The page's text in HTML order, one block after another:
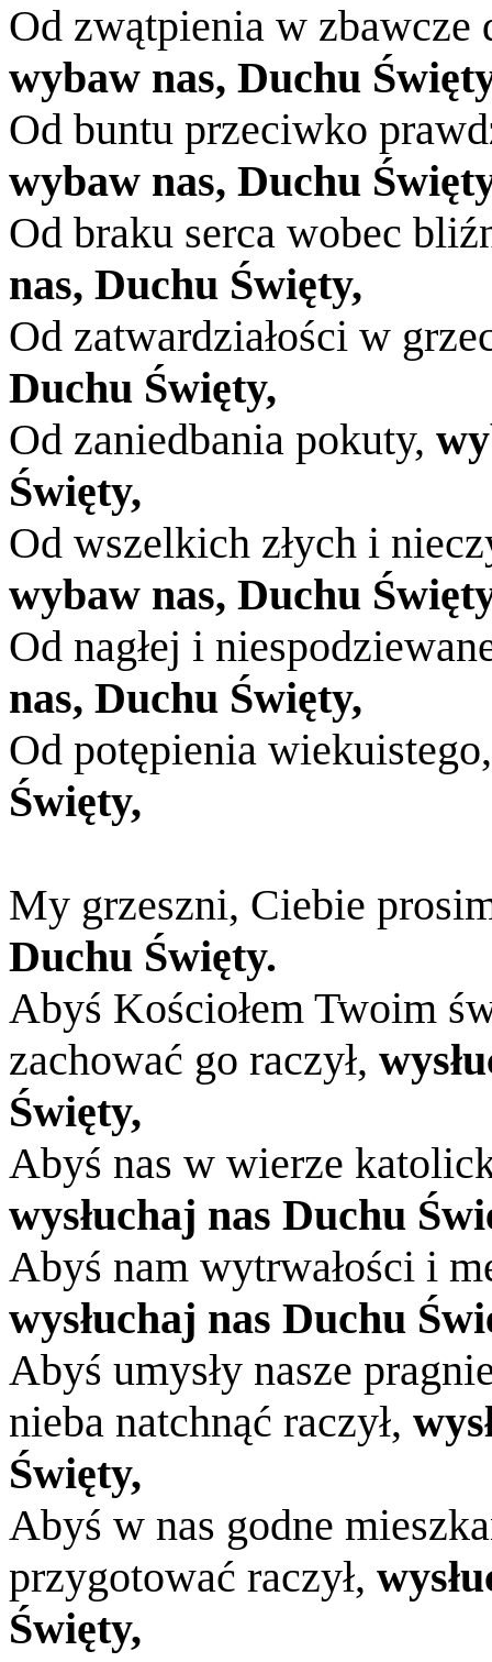
Od zwątpienia w zbawcze
wybaw nas, Duchu
Od buntu przeciwko
wybaw nas, Duchu
Od braku serca wobec
nas, Duchu Święty,
Od zatwardziałości w
Duchu Święty,
Od zaniedbania pokuty,
Święty,
Od wszelkich złych i
wybaw nas, Duchu
Od nagłej i
nas, Duchu Święty,
Od potępienia
Święty,
My grzeszni, Ciebie
Duchu Święty.
Abyś Kościołem Twoim
zachować go raczył,
Święty,
Abyś nas w wierze
wysłuchaj nas Duchu
Abyś nam wytrwałości i
wysłuchaj nas Duchu
Abyś umysły nasze
nieba natchnąć raczył,
Święty,
Abyś w nas godne
przygotować raczył,
Święty,